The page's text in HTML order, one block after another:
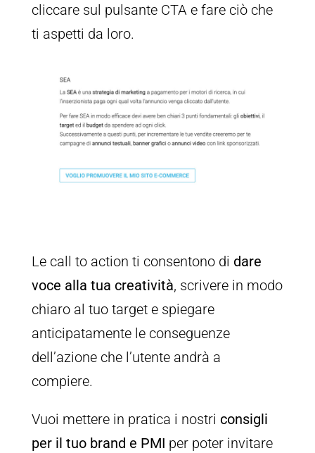
cliccare sul pulsante CTA e fare ciò che
ti aspetti da loro.
Le call to action ti consentono di dare
voce alla tua creatività, scrivere in modo
chiaro al tuo target e spiegare
anticipatamente le conseguenze
dell’azione che l’utente andrà a
compiere.
Vuoi mettere in pratica i nostri consigli
per il tuo brand e PMI per poter invitare